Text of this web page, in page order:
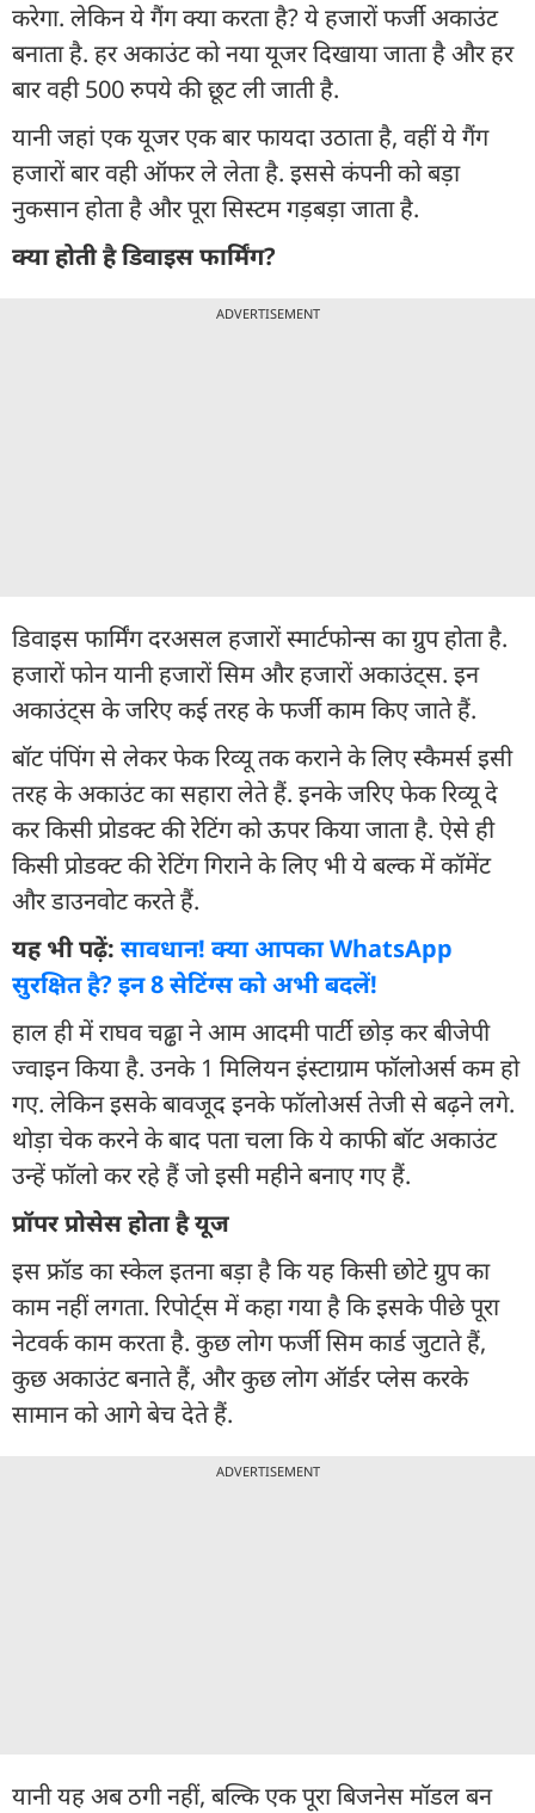
करेगा. लेकिन ये गैंग क्या करता है? ये हजारों फर्जी अकाउंट
बनाता है. हर अकाउंट को नया यूजर दिखाया जाता है और हर
बार वही 500 रुपये की छूट ली जाती है.
यानी जहां एक यूजर एक बार फायदा उठाता है, वहीं ये गैंग
हजारों बार वही ऑफर ले लेता है. इससे कंपनी को बड़ा
नुकसान होता है और पूरा सिस्टम गड़बड़ा जाता है.
क्या होती है डिवाइस फार्मिंग?
ADVERTISEMENT
डिवाइस फार्मिंग दरअसल हजारों स्मार्टफोन्स का ग्रुप होता है.
हजारों फोन यानी हजारों सिम और हजारों अकाउंट्स. इन
अकाउंट्स के जरिए कई तरह के फर्जी काम किए जाते हैं.
बॉट पंपिंग से लेकर फेक रिव्यू तक कराने के लिए स्कैमर्स इसी
तरह के अकाउंट का सहारा लेते हैं. इनके जरिए फेक रिव्यू दे
कर किसी प्रोडक्ट की रेटिंग को ऊपर किया जाता है. ऐसे ही
किसी प्रोडक्ट की रेटिंग गिराने के लिए भी ये बल्क में कॉमेंट
और डाउनवोट करते हैं.
यह भी पढ़ें: सावधान! क्या आपका WhatsApp
सुरक्षित है? इन 8 सेटिंग्स को अभी बदलें!
हाल ही में राघव चढ्ढा ने आम आदमी पार्टी छोड़ कर बीजेपी
ज्वाइन किया है. उनके 1 मिलियन इंस्टाग्राम फॉलोअर्स कम हो
गए. लेकिन इसके बावजूद इनके फॉलोअर्स तेजी से बढ़ने लगे.
थोड़ा चेक करने के बाद पता चला कि ये काफी बॉट अकाउंट
उन्हें फॉलो कर रहे हैं जो इसी महीने बनाए गए हैं.
प्रॉपर प्रोसेस होता है यूज
इस फ्रॉड का स्केल इतना बड़ा है कि यह किसी छोटे ग्रुप का
काम नहीं लगता. रिपोर्ट्स में कहा गया है कि इसके पीछे पूरा
नेटवर्क काम करता है. कुछ लोग फर्जी सिम कार्ड जुटाते हैं,
कुछ अकाउंट बनाते हैं, और कुछ लोग ऑर्डर प्लेस करके
सामान को आगे बेच देते हैं.
ADVERTISEMENT
यानी यह अब ठगी नहीं, बल्कि एक पूरा बिजनेस मॉडल बन